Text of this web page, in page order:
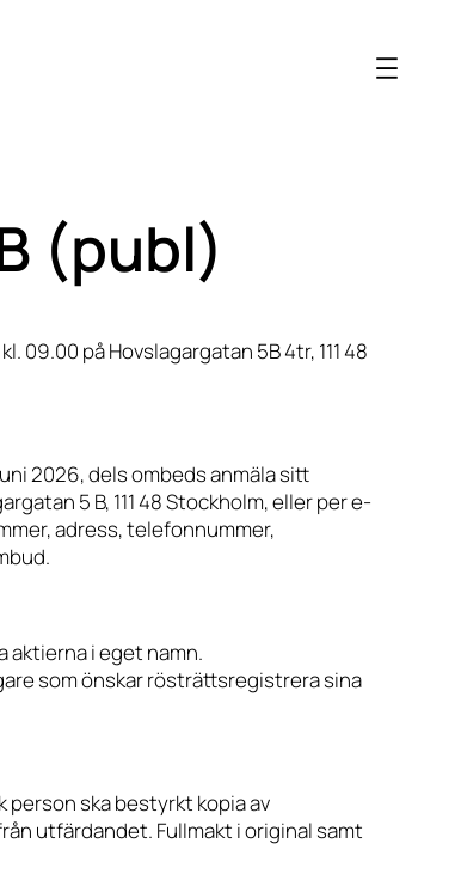
(publ)
09.00 på Hovslagargatan 5B 4tr, 111 48
2026, dels ombeds anmäla sitt
5 B, 111 48 Stockholm, eller per e-
adress, telefonnummer,
i eget namn.
som önskar rösträttsregistrera sina
person ska bestyrkt kopia av
utfärdandet. Fullmakt i original samt